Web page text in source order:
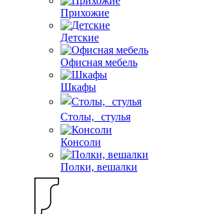
Прихожие
Детские
Офисная мебель
Шкафы
Столы, стулья
Консоли
Полки, вешалки